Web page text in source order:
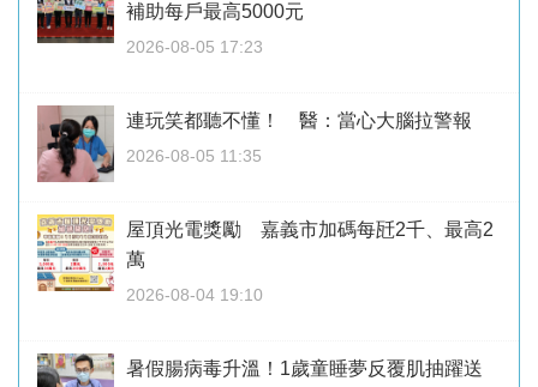
補助每戶最高5000元
2026-08-05 17:23
連玩笑都聽不懂！ 醫：當心大腦拉警報
2026-08-05 11:35
屋頂光電獎勵 嘉義市加碼每瓩2千、最高2
萬
2026-08-04 19:10
暑假腸病毒升溫！1歲童睡夢反覆肌抽躍送